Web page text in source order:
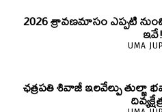
2026 శ్రావణమాసం ఎప్పటి
ఇవే!
UMA
ఛత్రపతి శివాజీ ఇలవేల్పు తుల్జా